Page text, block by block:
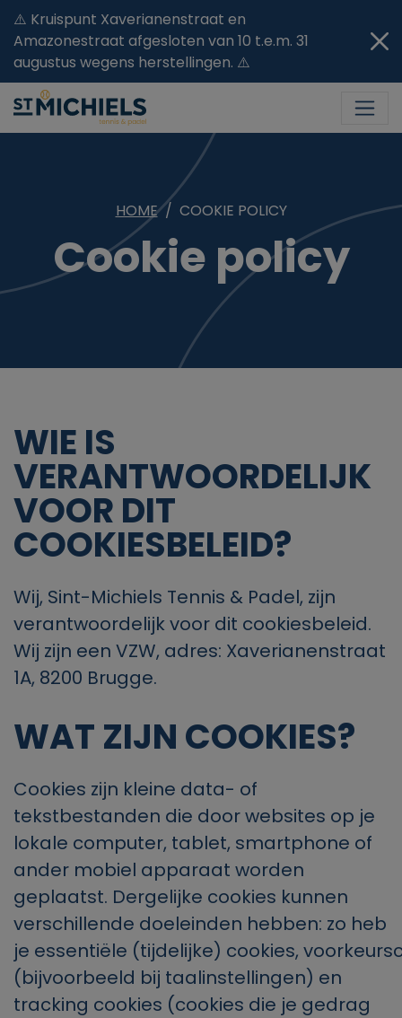
⚠️ Kruispunt Xaverianenstraat en
Amazonestraat afgesloten van 10 t.e.m. 31
augustus wegens herstellingen. ⚠️
HOME COOKIE POLICY
Cookie policy
WIE IS
VERANTWOORDELIJK
VOOR DIT
COOKIESBELEID?
Wij, Sint-Michiels Tennis & Padel, zijn
verantwoordelijk voor dit cookiesbeleid.
Wij zijn een VZW, adres: Xaverianenstraat
1A, 8200 Brugge.
WAT ZIJN COOKIES?
Cookies zijn kleine data- of
tekstbestanden die door websites op je
lokale computer, tablet, smartphone of
ander mobiel apparaat worden
geplaatst. Dergelijke cookies kunnen
verschillende doeleinden hebben: zo heb
je essentiële (tijdelijke) cookies, voorkeurs
(bijvoorbeeld bij taalinstellingen) en
tracking cookies (cookies die je gedrag